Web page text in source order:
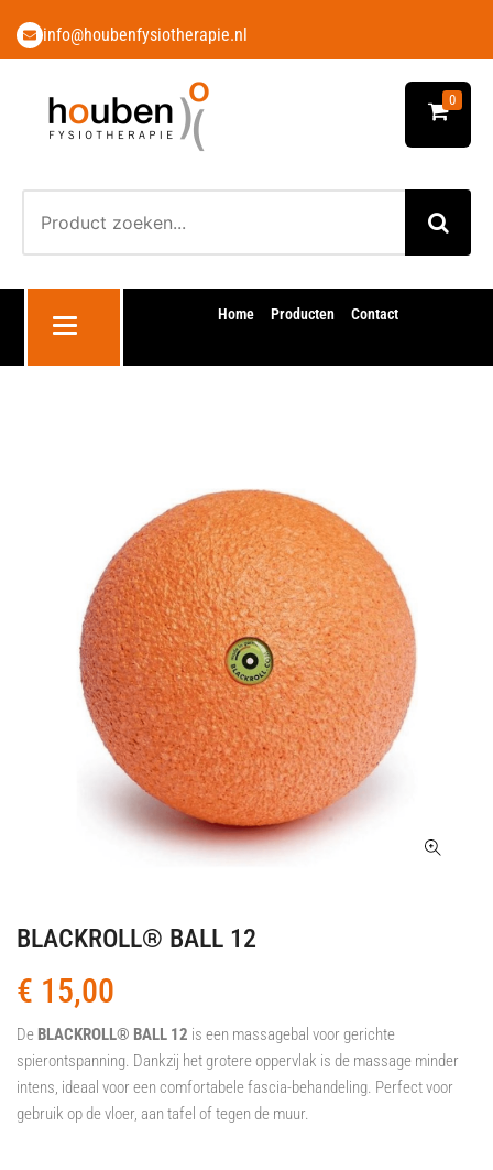
info@houbenfysiotherapie.nl
0
Toggle navigation
Home Producten Contact
BLACKROLL® BALL 12
€ 15,00
De BLACKROLL® BALL 12 is een massagebal voor gerichte
spierontspanning. Dankzij het grotere oppervlak is de massage minder
intens, ideaal voor een comfortabele fascia-behandeling. Perfect voor
gebruik op de vloer, aan tafel of tegen de muur.